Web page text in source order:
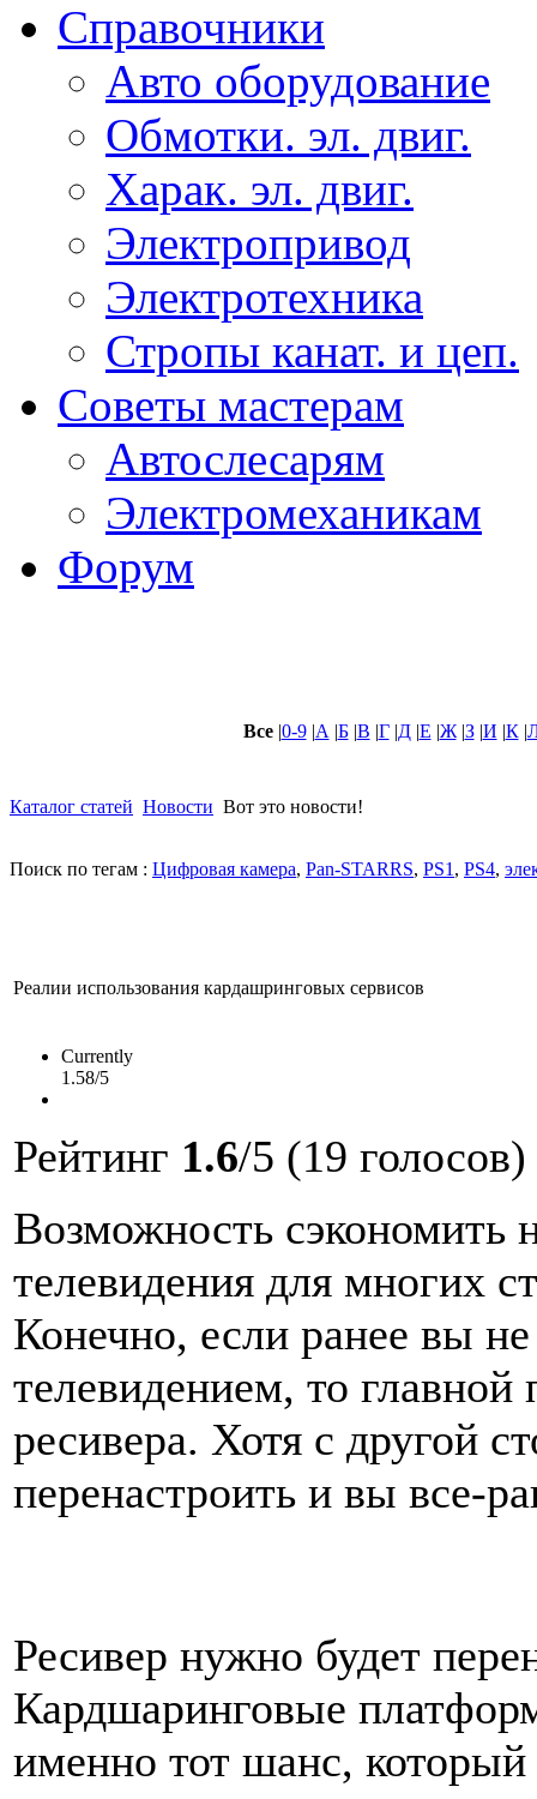
Справочники
Авто оборудование
Обмотки. эл. двиг.
Харак. эл. двиг.
Электропривод
Электротехника
Стропы канат. и цеп.
Советы мастерам
Автослесарям
Электромеханикам
Форум
Все|0-9|А |Б|В |Г|Д|Е |Ж|З|И |К|
Каталог статей Новости Вот это новости!
Поиск по тегам : Цифровая камера, Pan-STARRS, PS1 , PS4,
Реалии использования кардашринговых сервисов
Currently
1.58/5
Рейтинг 1.6/5 (19 голосов)
Возможность сэкономить
телевидения для многих
Конечно, если ранее вы
телевидением, то главной
ресивера. Хотя с другой
перенастроить и вы все-
Ресивер нужно будет
Кардшаринговые
именно тот шанс, который